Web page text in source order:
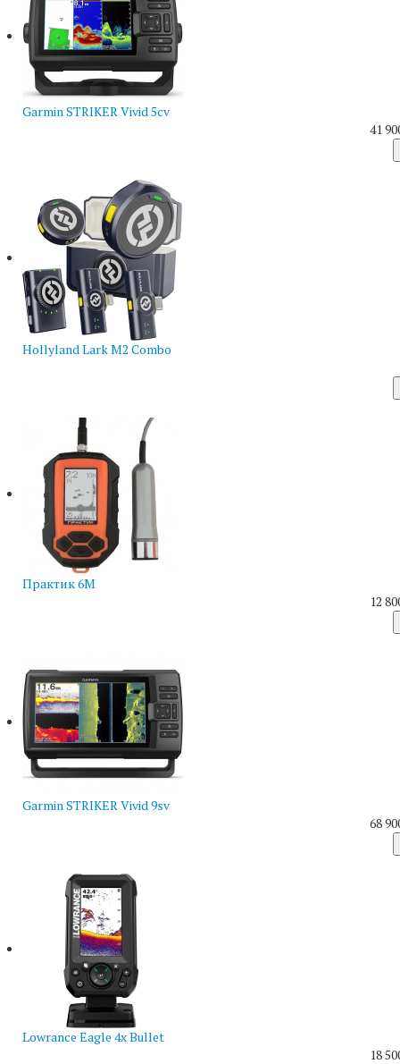
Garmin STRIKER Vivid 5cv
41
Hollyland Lark M2 Combo
Практик 6М
12
Garmin STRIKER Vivid 9sv
68
Lowrance Eagle 4x Bullet
18